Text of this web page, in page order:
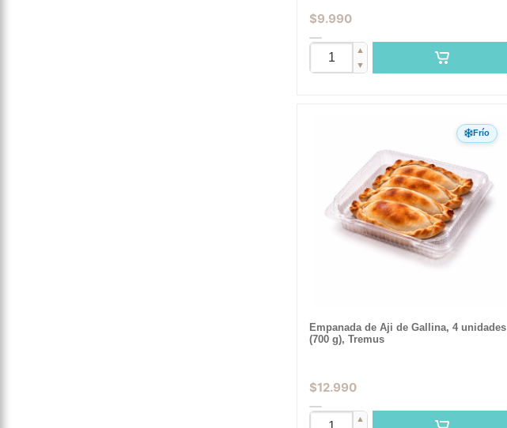
$9.990
▲
▼
Frío
Empanada de Aji de Gallina, 4 unidades
(700 g), Tremus
$12.990
▲